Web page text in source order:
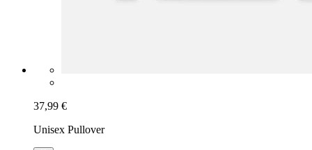
37,99 €
Unisex Pullover